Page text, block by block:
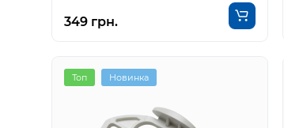
349 грн.
Топ Новинка